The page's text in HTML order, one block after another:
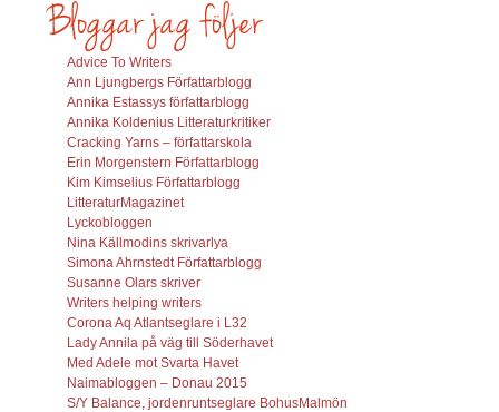
Advice To Writers
Ann Ljungbergs Författarblogg
Annika Estassys författarblogg
Annika Koldenius Litteraturkritiker
Cracking Yarns – författarskola
Erin Morgenstern Författarblogg
Kim Kimselius Författarblogg
LitteraturMagazinet
Lyckobloggen
Nina Källmodins skrivarlya
Simona Ahrnstedt Författarblogg
Susanne Olars skriver
Writers helping writers
Corona Aq Atlantseglare i L32
Lady Annila på väg till Söderhavet
Med Adele mot Svarta Havet
Naimabloggen – Donau 2015
S/Y Balance, jordenruntseglare BohusMalmön